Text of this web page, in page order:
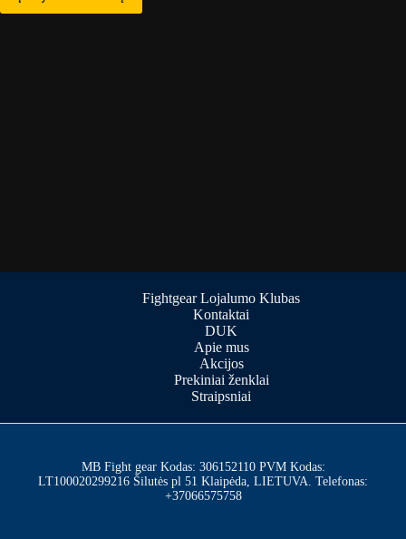
Fightgear Lojalumo Klubas
Kontaktai
DUK
Apie mus
Akcijos
Prekiniai ženklai
Straipsniai
MB Fight gear Kodas: 306152110 PVM Kodas:
LT100020299216 Šilutės pl 51 Klaipėda, LIETUVA. Telefonas:
+37066575758